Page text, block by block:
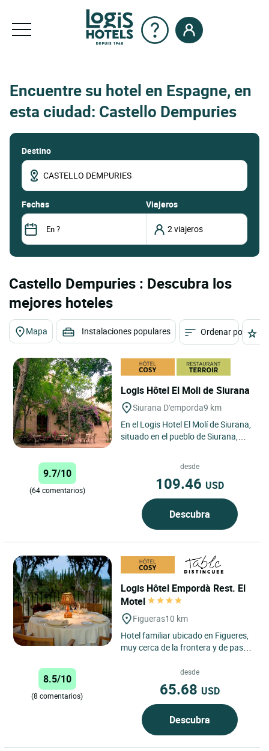
Encuentre su hotel en Espagne, en
esta ciudad: Castello Dempuries
Destino
fechas Viajeros
Castello Dempuries : Descubra los
mejores hoteles
Mapa Instalaciones populares Ordenar por
Logis Hôtel El Moli de Siurana
Siurana D'emporda9 km
En el Logis Hotel El Molí de Siurana,
situado en el pueblo de Siurana,
9.7/10
(64 comentarios)
desde
109.46 USD
Descubra
Logis Hôtel Empordà Rest. El
Motel
Figueras10 km
Hotel familiar ubicado en Figueres,
muy cerca de la frontera y de paso
medio siglo de...
8.5/10
(8 comentarios)
desde
65.68 USD
Descubra